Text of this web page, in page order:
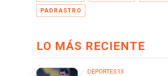
PADRASTRO
LO MÁS RECIENTE
DEPORTES13